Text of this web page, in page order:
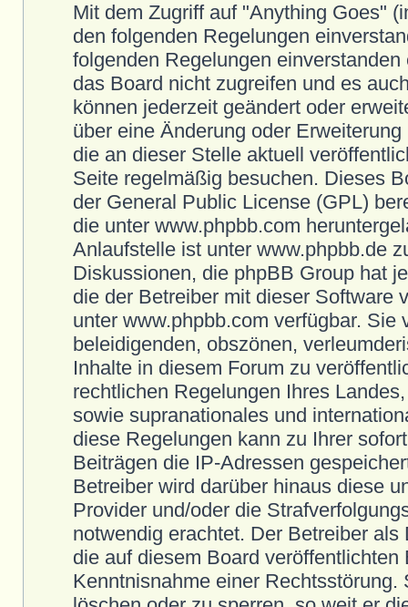
Mit dem Zugriff auf "Anything Goes"
den folgenden Regelungen
folgenden Regelungen
das Board nicht zugreifen und es
können jederzeit geändert oder
über eine Änderung oder
die an dieser Stelle aktuell
Seite regelmäßig besuchen. Dieses
der General Public License (GPL)
die unter www.phpbb.com
Anlaufstelle ist unter www.phpbb.de
Diskussionen, die phpBB Group hat
die der Betreiber mit dieser Software
unter www.phpbb.com verfügbar.
beleidigenden, obszönen,
Inhalte in diesem Forum zu
rechtlichen Regelungen Ihres
sowie supranationales und
diese Regelungen kann zu Ihrer
Beiträgen die IP-Adressen
Betreiber wird darüber hinaus diese
Provider und/oder die
notwendig erachtet. Der Betreiber
die auf diesem Board
Kenntnisnahme einer